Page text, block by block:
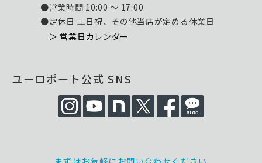
●営業時間 10:00 ～ 17:00
●定休日 土日祝、その他当店が定める休業日
＞ 営業日カレンダー
ユーロポート公式 SNS